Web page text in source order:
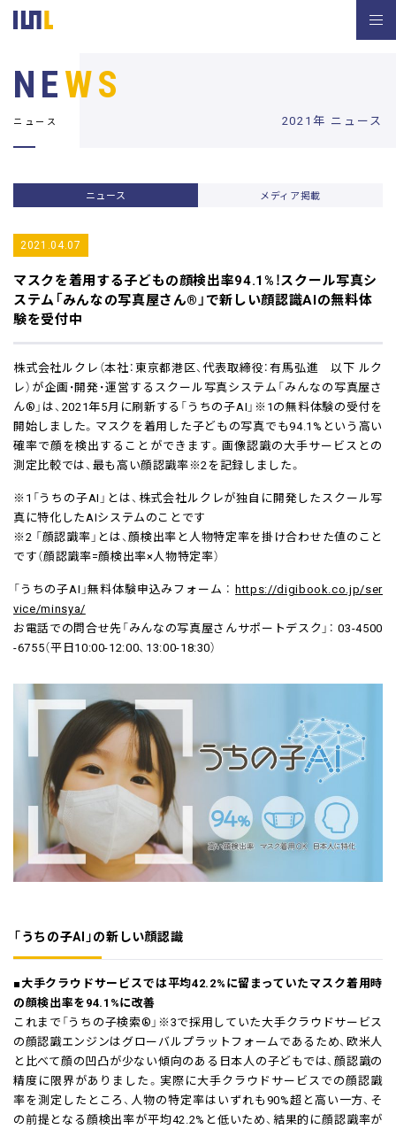
2021年 ニュース
NEWS
ニュース
ニュース メディア掲載
2021.04.07
マスクを着用する子どもの顔検出率94.1%！スクール写真シ
ステム「みんなの写真屋さん®」で新しい顔認識AIの無料体
験を受付中
株式会社ルクレ（本社：東京都港区、代表取締役：有馬弘進 以下 ルク
レ）が企画・開発・運営するスクール写真システム「みんなの写真屋さ
ん®」は、2021年5月に刷新する「うちの子AI」※1の無料体験の受付を
開始しました。マスクを着用した子どもの写真でも94.1%という高い
確率で顔を検出することができます。画像認識の大手サービスとの
測定比較では、最も高い顔認識率※2を記録しました。
※1「うちの子AI」とは、株式会社ルクレが独自に開発したスクール写
真に特化したAIシステムのことです
※2 「顔認識率」とは、顔検出率と人物特定率を掛け合わせた値のこと
です（顔認識率=顔検出率×人物特定率）
「うちの子AI」無料体験申込みフォーム ：https://digibook.co.jp/ser
vice/minsya/
お電話での問合せ先「みんなの写真屋さんサポートデスク」： 03-4500
-6755（平日10:00-12:00、13:00-18:30）
「うちの子AI」の新しい顔認識
■大手クラウドサービスでは平均42.2%に留まっていたマスク着用時
の顔検出率を94.1%に改善
これまで「うちの子検索®」※3で採用していた大手クラウドサービス
の顔認識エンジンはグローバルプラットフォームであるため、欧米人
と比べて顔の凹凸が少ない傾向のある日本人の子どもでは、顔認識の
精度に限界がありました。実際に大手クラウドサービスでの顔認識
率を測定したところ、人物の特定率はいずれも90%超と高い一方、そ
の前提となる顔検出率が平均42.2%と低いため、結果的に顔認識率が